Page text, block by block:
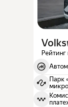
Парк